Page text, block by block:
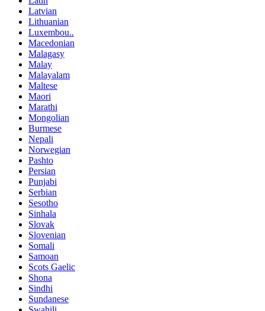
Latvian
Lithuanian
Luxembou..
Macedonian
Malagasy
Malay
Malayalam
Maltese
Maori
Marathi
Mongolian
Burmese
Nepali
Norwegian
Pashto
Persian
Punjabi
Serbian
Sesotho
Sinhala
Slovak
Slovenian
Somali
Samoan
Scots Gaelic
Shona
Sindhi
Sundanese